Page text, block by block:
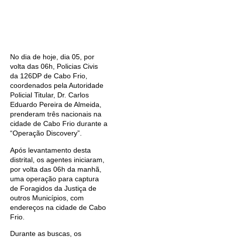
No dia de hoje, dia 05, por
volta das 06h, Policias Civis
da 126DP de Cabo Frio,
coordenados pela Autoridade
Policial Titular, Dr. Carlos
Eduardo Pereira de Almeida,
prenderam três nacionais na
cidade de Cabo Frio durante a
“Operação Discovery”.
Após levantamento desta
distrital, os agentes iniciaram,
por volta das 06h da manhã,
uma operação para captura
de Foragidos da Justiça de
outros Municípios, com
endereços na cidade de Cabo
Frio.
Durante as buscas, os